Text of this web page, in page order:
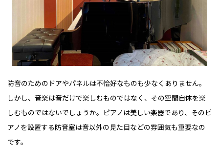
防音のためのドアやパネルは不恰好なものも少なくありません。
しかし、音楽は音だけで楽しむものではなく、その空間自体を楽
しむものではないでしょうか。ピアノは美しい楽器であり、そのピ
アノを設置する防音室は音以外の見た目などの雰囲気も重要なの
です。